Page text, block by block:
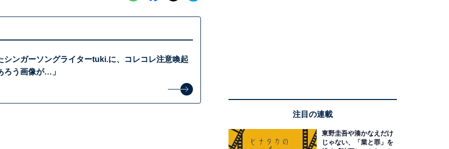
シンガーソングライターtuki.に、コレコレ注意喚起
ろう画像が…」
注目の連載
東野圭吾や湊かなえだけ
じゃない、「業と罪」を